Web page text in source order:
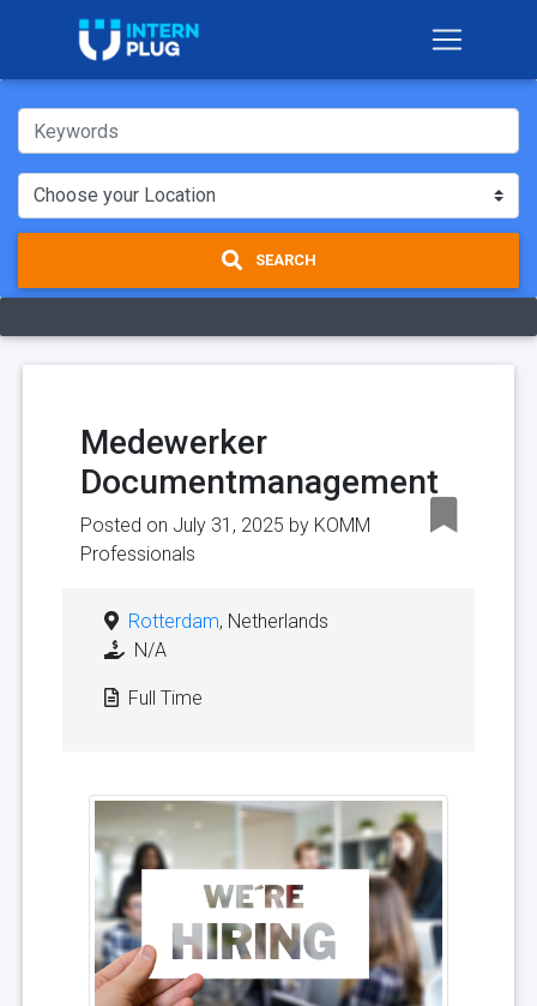
SEARCH
Medewerker
Documentmanagement
Posted on July 31, 2025 by KOMM
Professionals
Rotterdam, Netherlands
N/A
Full Time